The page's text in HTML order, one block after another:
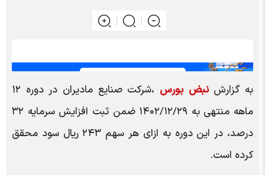
به گزارشنبض بورس
،شرکت صنایع مادیران در دوره ۱۲
ماهه منتهی به ۱۴۰۲/۱۲/۲۹ ضمن ثبت افزایش سرمایه ۳۲
درصد، در این دوره به ازای هر سهم ۲۴۳ ریال سود محقق
کرده است.